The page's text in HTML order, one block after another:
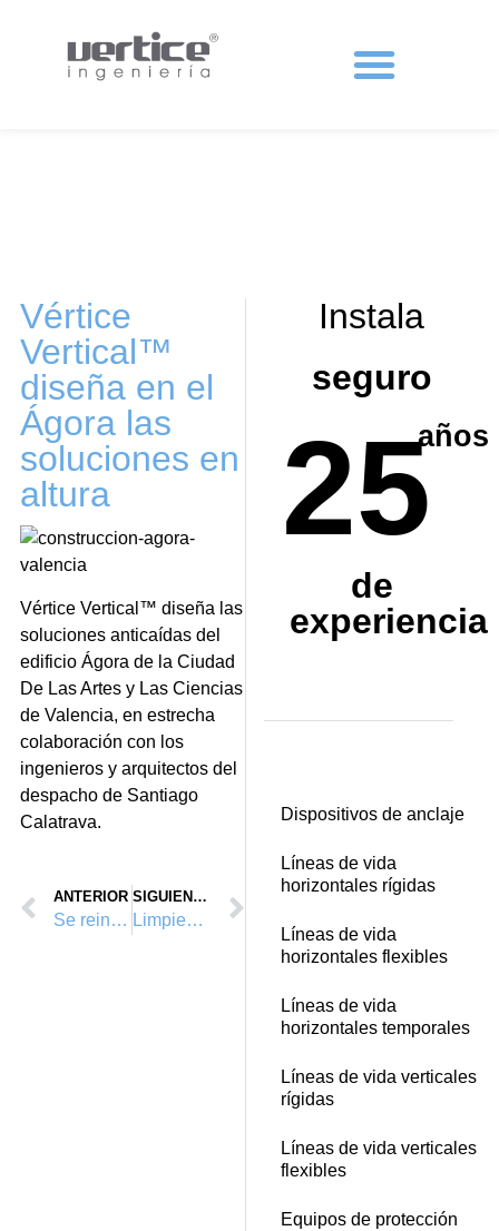
Vértice
Vertical™
diseña en el
Ágora las
soluciones en
altura
Vértice Vertical ™ diseña las
soluciones anticaídas del
edificio Ágora de la Ciudad
De Las Artes y Las Ciencias
de Valencia, en estrecha
colaboración con los
ingenieros y arquitectos del
despacho de Santiago
Calatrava.
ANTERIOR
Se reinician los trabajos de Vértice Vertical™ en el Ágora
SIGUIENTE
Limpieza en el Avenc de Quatretonda
Instala
seguro
25años
de
experiencia
Dispositivos de anclaje
Líneas de vida
horizontales rígidas
Líneas de vida
horizontales flexibles
Líneas de vida
horizontales temporales
Líneas de vida verticales
rígidas
Líneas de vida verticales
flexibles
Equipos de protección